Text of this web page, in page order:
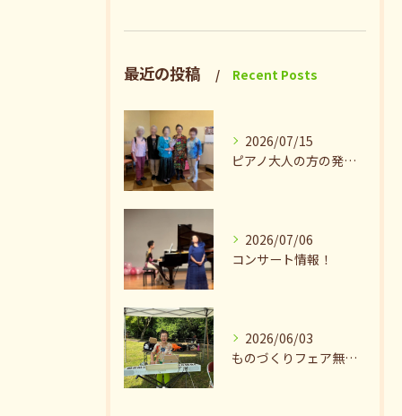
最近の投稿 Recent Posts
2026/07/15
ピアノ大人の方の発表会兼ねたお茶会🎵
2026/07/06
コンサート情報！
2026/06/03
ものづくりフェア無事終了♪ありがとうございました。